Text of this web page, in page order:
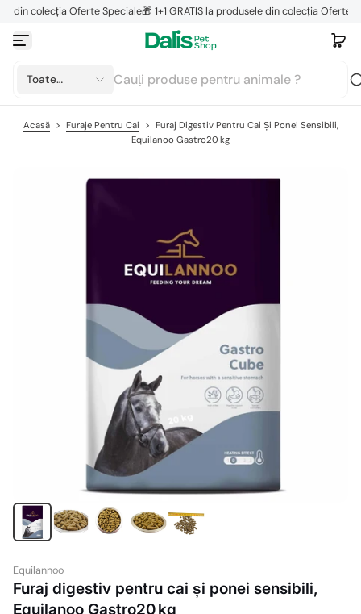
S
r
n
colecția Oferte Speciale🎁 1+1 GRATIS la produsele din colecția Oferte
Toate
Acasă > Furaje Pentru Cai > Furaj Digestiv Pentru Cai Și Ponei Sensibili,
Equilanoo Gastro20 Kg
Equilannoo
Furaj digestiv pentru cai și ponei sensibili,
Equilanoo Gastro20 kg